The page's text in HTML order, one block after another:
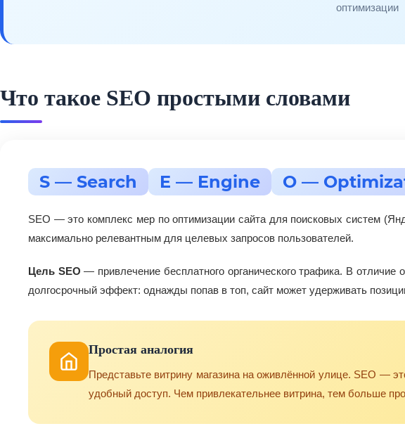
оптимизации
Что такое SEO простыми словами
S — Search E — Engine O —
SEO — это комплекс мер по оптимизации сайта для поисковых систем
максимально релевантным для целевых запросов пользователей.
Цель SEO — привлечение бесплатного органического трафика. В
долгосрочный эффект: однажды попав в топ, сайт может удерживать
Простая аналогия
Представьте витрину магазина на оживлённой улице. SEO —
удобный доступ. Чем привлекательнее витрина, тем больше